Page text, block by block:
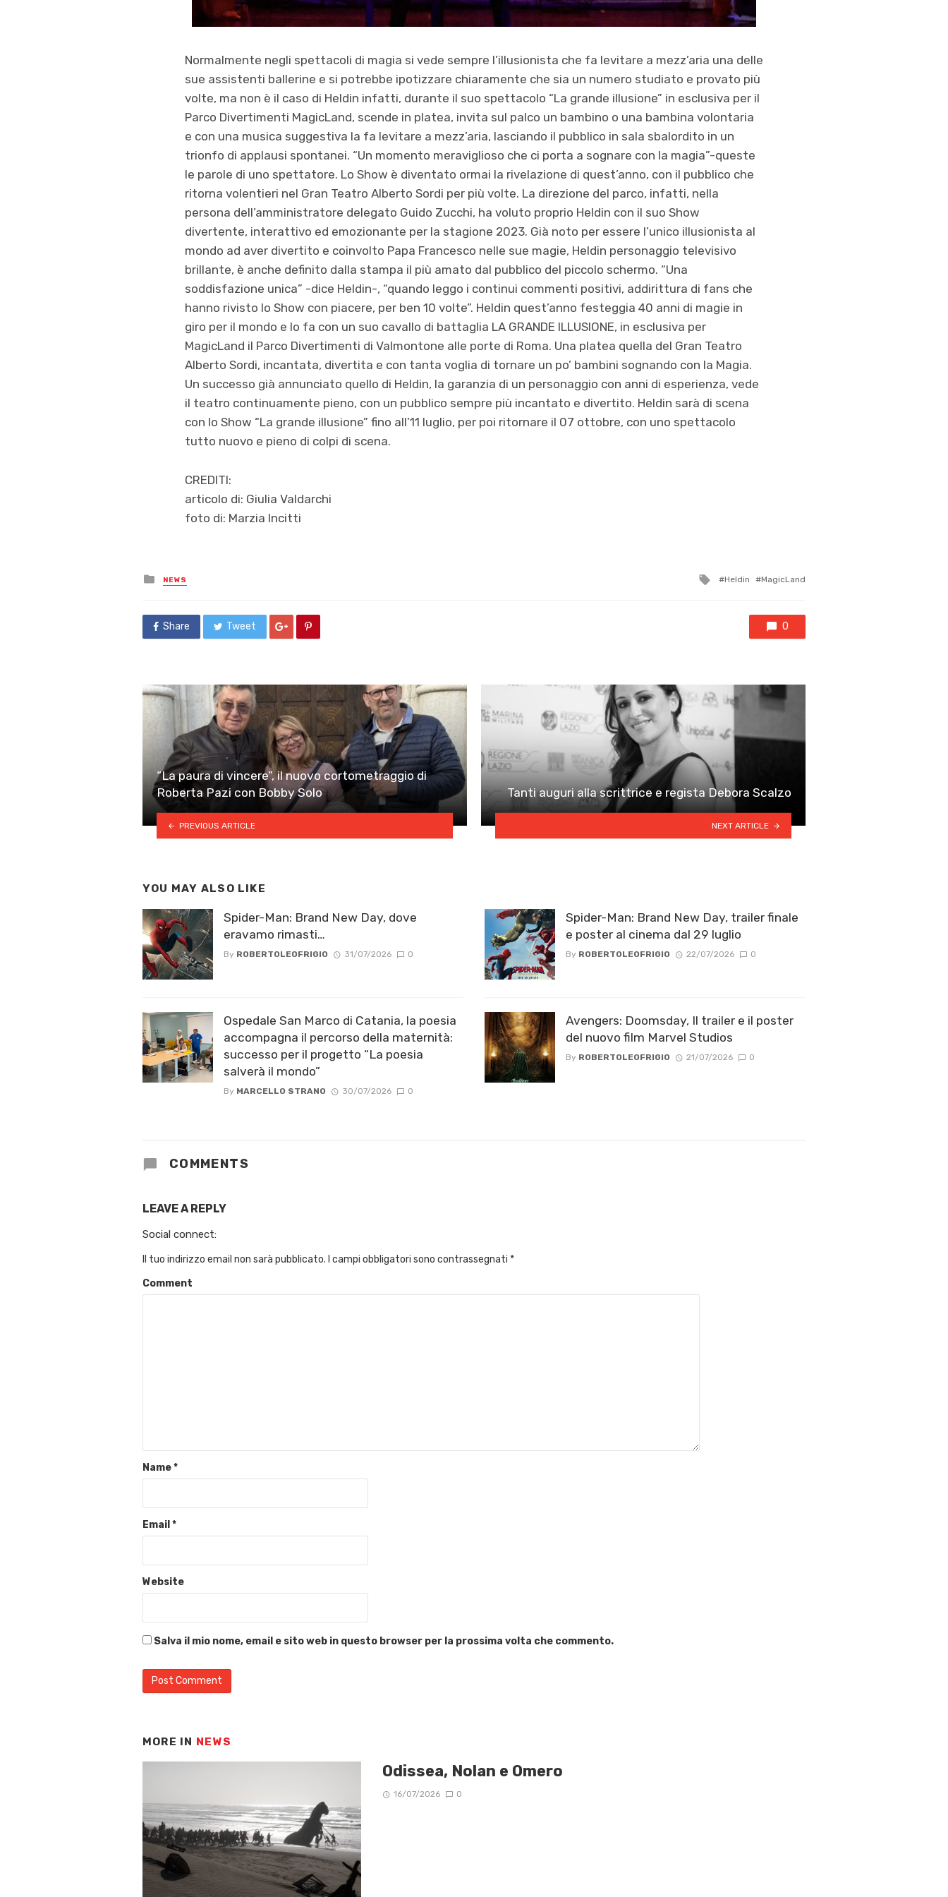
Normalmente negli spettacoli di magia si vede sempre l’illusionista che fa levitare a mezz’aria una delle
sue assistenti ballerine e si potrebbe ipotizzare chiaramente che sia un numero studiato e provato più
volte, ma non è il caso di Heldin infatti, durante il suo spettacolo “La grande illusione” in esclusiva per il
Parco Divertimenti MagicLand, scende in platea, invita sul palco un bambino o una bambina volontaria
e con una musica suggestiva la fa levitare a mezz’aria, lasciando il pubblico in sala sbalordito in un
trionfo di applausi spontanei. “Un momento meraviglioso che ci porta a sognare con la magia”-queste
le parole di uno spettatore. Lo Show è diventato ormai la rivelazione di quest’anno, con il pubblico che
ritorna volentieri nel Gran Teatro Alberto Sordi per più volte. La direzione del parco, infatti, nella
persona dell’amministratore delegato Guido Zucchi, ha voluto proprio Heldin con il suo Show
divertente, interattivo ed emozionante per la stagione 2023. Già noto per essere l’unico illusionista al
mondo ad aver divertito e coinvolto Papa Francesco nelle sue magie, Heldin personaggio televisivo
brillante, è anche definito dalla stampa il più amato dal pubblico del piccolo schermo. “Una
soddisfazione unica” -dice Heldin-, “quando leggo i continui commenti positivi, addirittura di fans che
hanno rivisto lo Show con piacere, per ben 10 volte”. Heldin quest’anno festeggia 40 anni di magie in
giro per il mondo e lo fa con un suo cavallo di battaglia LA GRANDE ILLUSIONE, in esclusiva per
MagicLand il Parco Divertimenti di Valmontone alle porte di Roma. Una platea quella del Gran Teatro
Alberto Sordi, incantata, divertita e con tanta voglia di tornare un po’ bambini sognando con la Magia.
Un successo già annunciato quello di Heldin, la garanzia di un personaggio con anni di esperienza, vede
il teatro continuamente pieno, con un pubblico sempre più incantato e divertito. Heldin sarà di scena
con lo Show “La grande illusione” fino all’11 luglio, per poi ritornare il 07 ottobre, con uno spettacolo
tutto nuovo e pieno di colpi di scena.
CREDITI:
articolo di: Giulia Valdarchi
foto di: Marzia Incitti
Posted
in
NEWS
Tagged
Heldin MagicLand
Share Tweet 0
“La paura di vincere”, il nuovo cortometraggio di
Roberta Pazi con Bobby Solo
PREVIOUS ARTICLE
Tanti auguri alla scrittrice e regista Debora Scalzo
NEXT ARTICLE
YOU MAY ALSO LIKE
Spider-Man: Brand New Day, dove
eravamo rimasti…
By ROBERTOLEOFRIGIO 31/07/2026 0
Ospedale San Marco di Catania, la poesia
accompagna il percorso della maternità:
successo per il progetto “La poesia
salverà il mondo”
By MARCELLO STRANO 30/07/2026 0
Spider-Man: Brand New Day, trailer finale
e poster al cinema dal 29 luglio
By ROBERTOLEOFRIGIO 22/07/2026 0
Avengers: Doomsday, Il trailer e il poster
del nuovo film Marvel Studios
By ROBERTOLEOFRIGIO 21/07/2026 0
COMMENTS
LEAVE A REPLY
Social connect:
Il tuo indirizzo email non sarà pubblicato. I campi obbligatori sono contrassegnati *
Comment
Name*
Email *
Website
Salva il mio nome, email e sito web in questo browser per la prossima volta che commento.
MORE IN NEWS
Odissea, Nolan e Omero
16/07/2026 0